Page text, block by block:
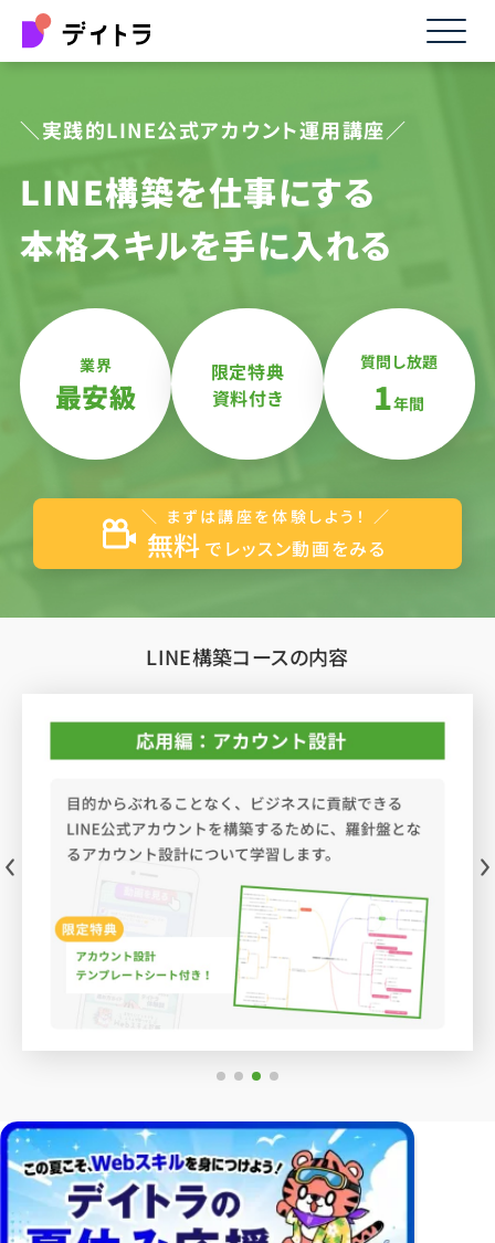
＼実践的LINE公式アカウント運用講座／
LINE構築を仕事にする
本格スキルを手に入れる
業界
最安級
限定特典
資料付き
質問し放題
1年間
＼ まずは講座を体験しよう！ ／
無料 でレッスン動画をみる
LINE構築コースの内容